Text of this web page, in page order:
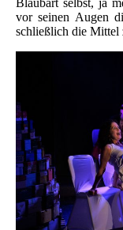
Blaubart selbst, ja
vor seinen Augen
schließlich die